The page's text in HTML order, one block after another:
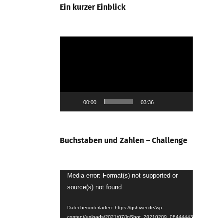
Ein kurzer Einblick
00:00 03:36
Buchstaben und Zahlen – Challenge
Video-
Player
Media error: Format(s) not supported or
source(s) not found
Datei herunterladen: https://gshiwei.de/wp-
content/uploads/2021/07/InShot_20210209_084444439.mp4?